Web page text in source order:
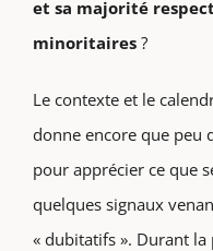
et sa majorité
minoritaires ?
Le contexte et le
donne encore que peu
pour apprécier ce que
quelques signaux
« dubitatifs ». Durant la